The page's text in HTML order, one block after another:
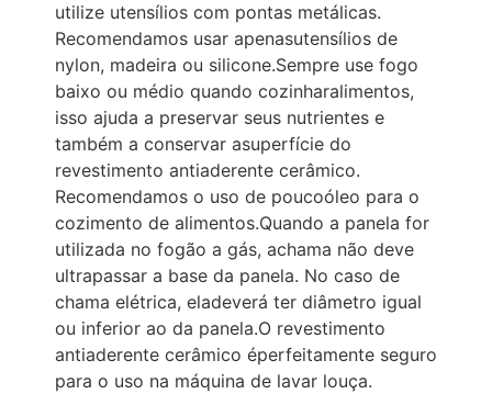
utilize utensílios com pontas metálicas.
Recomendamos usar apenasutensílios de
nylon, madeira ou silicone.Sempre use fogo
baixo ou médio quando cozinharalimentos,
isso ajuda a preservar seus nutrientes e
também a conservar asuperfície do
revestimento antiaderente cerâmico.
Recomendamos o uso de poucoóleo para o
cozimento de alimentos.Quando a panela for
utilizada no fogão a gás, achama não deve
ultrapassar a base da panela. No caso de
chama elétrica, eladeverá ter diâmetro igual
ou inferior ao da panela.O revestimento
antiaderente cerâmico éperfeitamente seguro
para o uso na máquina de lavar louça.